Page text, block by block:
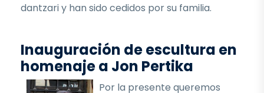
dantzari y han sido cedidos por su familia.
Inauguración de escultura en
homenaje a Jon Pertika
Por la presente queremos